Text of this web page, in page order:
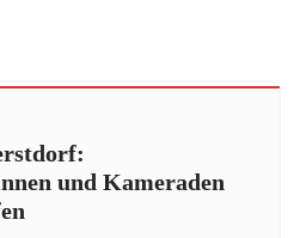
und Kameraden